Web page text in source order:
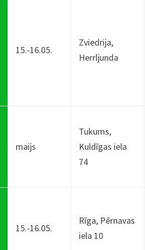
15.-16.05.
Zviedrija,
Herrljunda
maijs
Tukums,
Kuldīgas iela
74
15.-16.05.
Rīga, Pērnavas
iela 10